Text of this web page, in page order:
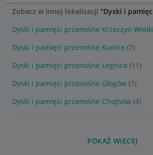
Zobacz w innej lokalizacji "Dyski i
Dyski i pamięci przenośne Krzeczyn Wielki
Dyski i pamięci przenośne Kunice (7)
Dyski i pamięci przenośne Legnica (11)
Dyski i pamięci przenośne Głogów (7)
Dyski i pamięci przenośne Chojnów (4)
POKAŻ WIĘCEJ